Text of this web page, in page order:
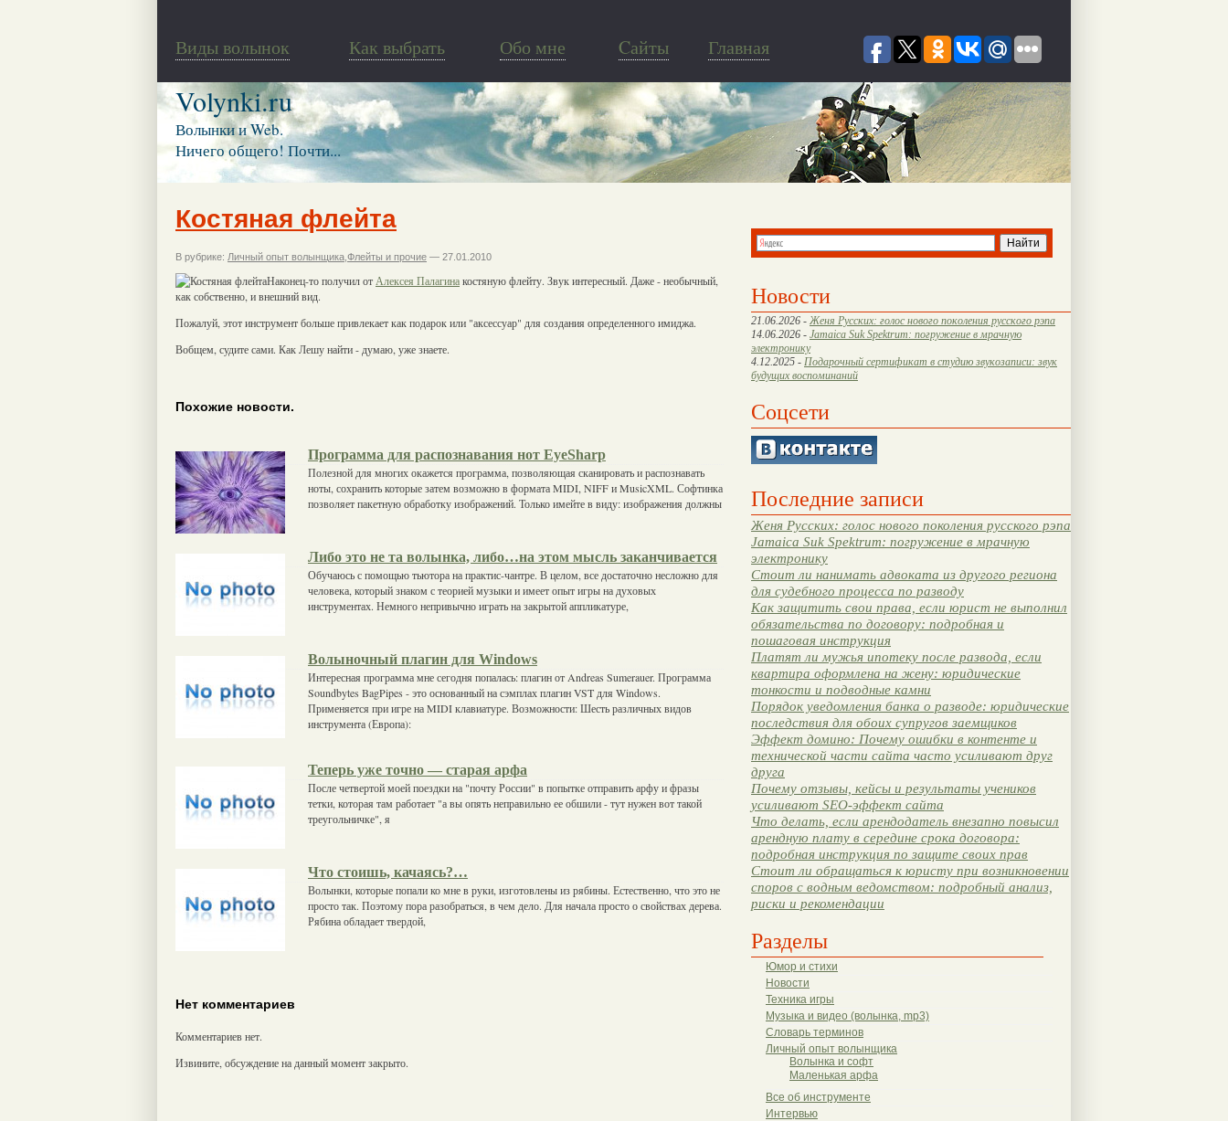
Виды волынок Как выбрать Обо мне Cайты Главная
Volynki.ru
Волынки и Web.
Ничего общего! Почти...
Новости
21.06.2026 - Женя Русских: голос нового поколения русского рэпа
14.06.2026 - Jamaica Suk Spektrum: погружение в мрачную
электронику
4.12.2025 - Подарочный сертификат в студию звукозаписи: звук
будущих воспоминаний
Соцсети
Последние записи
Женя Русских: голос нового поколения русского рэпа
Jamaica Suk Spektrum: погружение в мрачную
электронику
Стоит ли нанимать адвоката из другого региона
для судебного процесса по разводу
Как защитить свои права, если юрист не выполнил
обязательства по договору: подробная и
пошаговая инструкция
Платят ли мужья ипотеку после развода, если
квартира оформлена на жену: юридические
тонкости и подводные камни
Порядок уведомления банка о разводе: юридические
последствия для обоих супругов заемщиков
Эффект домино: Почему ошибки в контенте и
технической части сайта часто усиливают друг
друга
Почему отзывы, кейсы и результаты учеников
усиливают SEO-эффект сайта
Что делать, если арендодатель внезапно повысил
арендную плату в середине срока договора:
подробная инструкция по защите своих прав
Стоит ли обращаться к юристу при возникновении
споров с водным ведомством: подробный анализ,
риски и рекомендации
Разделы
Юмор и стихи
Новости
Техника игры
Музыка и видео (волынка, mp3)
Словарь терминов
Личный опыт волынщика
Волынка и софт
Маленькая арфа
Все об инструменте
Интервью
Костяная флейта
В рубрике: Личный опыт волынщика Флейты и прочие — 27.01.2010
Наконец-то получил от Алексея Палагинакостяную флейту. Звук интересный. Даже - необычный,
как собственно, и внешний вид.
Пожалуй, этот инструмент больше привлекает как подарок или "аксессуар" для создания определенного имиджа.
Вобщем, судите сами. Как Лешу найти - думаю, уже знаете.
Похожие новости.
Программа для распознавания нот EyeSharp
Полезной для многих окажется программа, позволяющая сканировать и распознавать
ноты, сохранить которые затем возможно в формата MIDI, NIFF и MusicXML. Софтинка
позволяет пакетную обработку изображений. Только имейте в виду: изображения должны
Либо это не та волынка, либо…на этом мысль заканчивается
Обучаюсь с помощью тьютора на практис-чантре. В целом, все достаточно несложно для
человека, который знаком с теорией музыки и имеет опыт игры на духовых
инструментах. Немного непривычно играть на закрытой аппликатуре,
Волыночный плагин для Windows
Интересная программа мне сегодня попалась: плагин от Andreas Sumerauer. Программа
Soundbytes BagPipes - это основанный на сэмплах плагин VST для Windows.
Применяется при игре на MIDI клавиатуре. Возможности: Шесть различных видов
инструмента (Европа):
Теперь уже точно — старая арфа
После четвертой моей поездки на "почту России" в попытке отправить арфу и фразы
тетки, которая там работает "а вы опять неправильно ее обшили - тут нужен вот такой
треугольничке", я
Что стоишь, качаясь?…
Волынки, которые попали ко мне в руки, изготовлены из рябины. Естественно, что это не
просто так. Поэтому пора разобраться, в чем дело. Для начала просто о свойствах дерева.
Рябина обладает твердой,
Нет комментариев
Комментариев нет.
Извините, обсуждение на данный момент закрыто.